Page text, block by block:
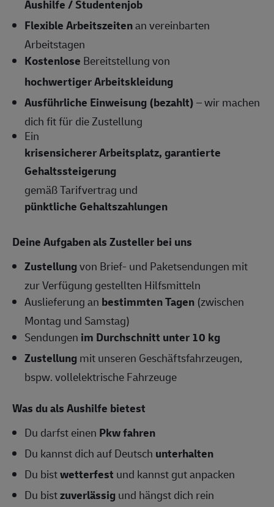
Aushilfe / Studentenjob
Flexible Arbeitszeitenan vereinbarten
Arbeitstagen
Kostenlose Bereitstellung von
hochwertiger Arbeitskleidung
Ausführliche Einweisung (bezahlt)– wir machen
dich fit für die Zustellung
Ein
krisensicherer Arbeitsplatz, garantierte
Gehaltssteigerung
gemäß Tarifvertrag und
pünktliche Gehaltszahlungen
Deine Aufgaben als Zusteller bei uns
Zustellungvon Brief- und Paketsendungen mit
zur Verfügung gestellten Hilfsmitteln
Auslieferung an bestimmten Tagen (zwischen
Montag und Samstag)
Sendungen im Durchschnitt unter 10 kg
Zustellungmit unseren Geschäftsfahrzeugen,
bspw. vollelektrische Fahrzeuge
Was du als Aushilfe bietest
Du darfst einen Pkw fahren
Du kannst dich auf Deutsch unterhalten
Du bistwetterfest und kannst gut anpacken
Du bistzuverlässigund hängst dich rein